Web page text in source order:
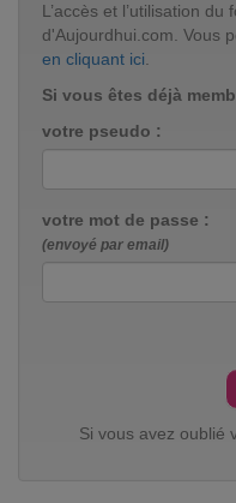
L’accès et l’utilisation
d'Aujourdhui.com. Vous
en cliquant ici
Si vous êtes déjà
votre pseudo :
votre mot de passe :
(envoyé par email)
Si vous avez oublié